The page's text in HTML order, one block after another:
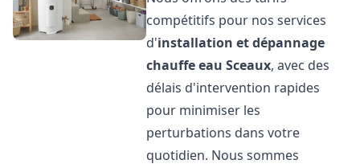
compétitifs pour nos services
d'installation et dépannage
chauffe eau Sceaux, avec des
délais d'intervention rapides
pour minimiser les
perturbations dans votre
quotidien. Nous sommes